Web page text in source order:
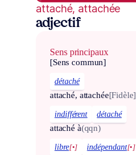
attaché, attachée
adjectif
Sens principaux
[Sens commun]
détaché
attaché, attachée[Fidèle]
indifférent détaché
attaché à(qqn)
libre[•] indépendant[•]